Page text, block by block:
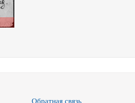
Обратная связь